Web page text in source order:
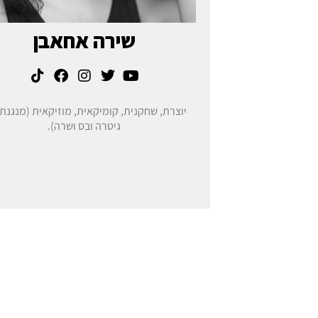
שירה אחאבן
יוצרת, שחקנית, קומיקאית, מוזיקאית
גיטרה ובס ושרה).